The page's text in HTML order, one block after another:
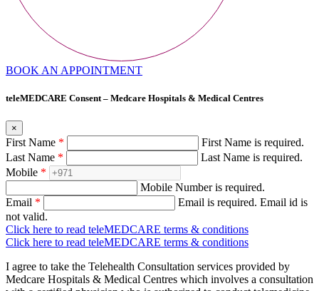
BOOK AN APPOINTMENT
teleMEDCARE Consent – Medcare Hospitals & Medical Centres
×
First Name *
First Name is required.
Last Name *
Last Name is required.
Mobile *
Mobile Number is required.
Email * Email is required. Email id is
not valid.
Click here to read teleMEDCARE terms & conditions
Click here to read teleMEDCARE terms & conditions
I agree to take the Telehealth Consultation services provided by
Medcare Hospitals & Medical Centres which involves a consultation